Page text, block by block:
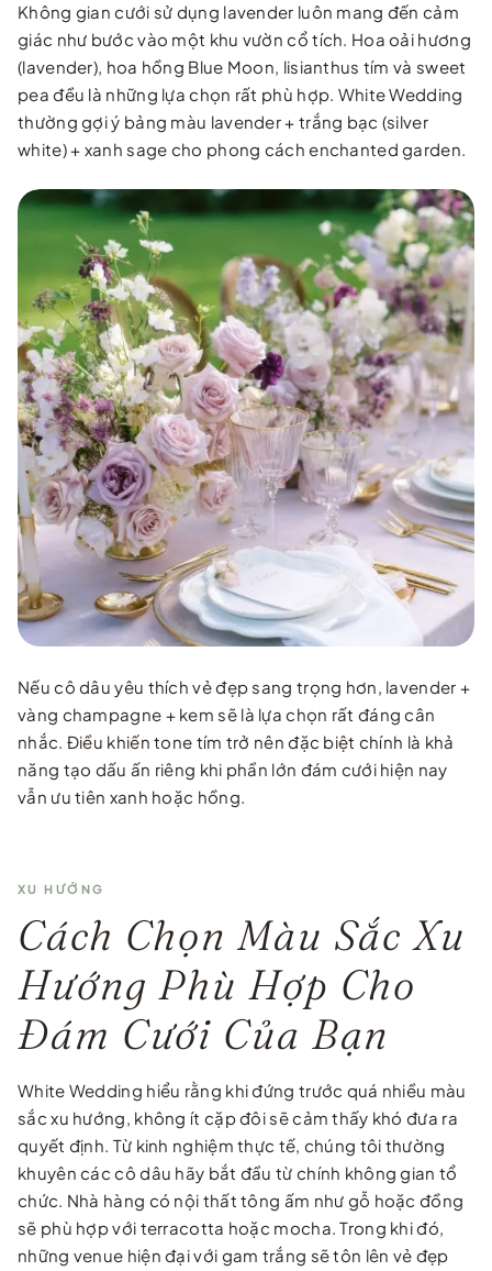
Không gian cưới sử dụng lavender luôn mang đến cảm
giác như bước vào một khu vườn cổ tích. Hoa oải hương
(lavender), hoa hồng Blue Moon, lisianthus tím và sweet
pea đều là những lựa chọn rất phù hợp. White Wedding
thường gợi ý bảng màu lavender + trắng bạc (silver
white) + xanh sage cho phong cách enchanted garden.
Nếu cô dâu yêu thích vẻ đẹp sang trọng hơn, lavender +
vàng champagne + kem sẽ là lựa chọn rất đáng cân
nhắc. Điều khiến tone tím trở nên đặc biệt chính là khả
năng tạo dấu ấn riêng khi phần lớn đám cưới hiện nay
vẫn ưu tiên xanh hoặc hồng.
XU HƯỚNG
Cách Chọn Màu Sắc Xu
Hướng Phù Hợp Cho
Đám Cưới Của Bạn
White Wedding hiểu rằng khi đứng trước quá nhiều màu
sắc xu hướng, không ít cặp đôi sẽ cảm thấy khó đưa ra
quyết định. Từ kinh nghiệm thực tế, chúng tôi thường
khuyên các cô dâu hãy bắt đầu từ chính không gian tổ
chức. Nhà hàng có nội thất tông ấm như gỗ hoặc đồng
sẽ phù hợp với terracotta hoặc mocha. Trong khi đó,
những venue hiện đại với gam trắng sẽ tôn lên vẻ đẹp